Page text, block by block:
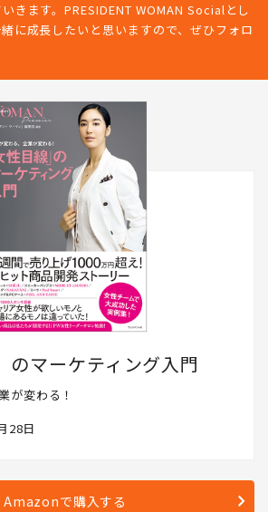
きます。PRESIDENT WOMAN Socialとし
に成長したいと思いますので、ぜひフォロ
のマーケティング入門
が変わる！
28日
Amazonで購入する